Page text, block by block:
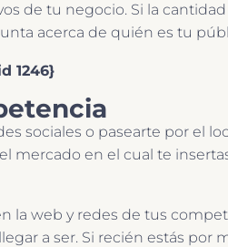
de tu negocio. Si la
acerca de quién es tu
1246}
sociales o pasearte por el
mercado en el cual te
la web y redes de tus
a ser. Si recién estás por